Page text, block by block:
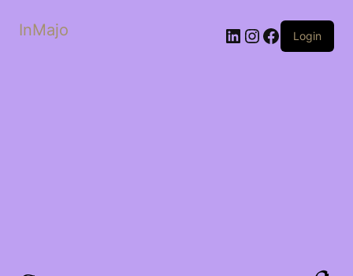
InMajo LinkedIn
Instagram
Facebook
Login